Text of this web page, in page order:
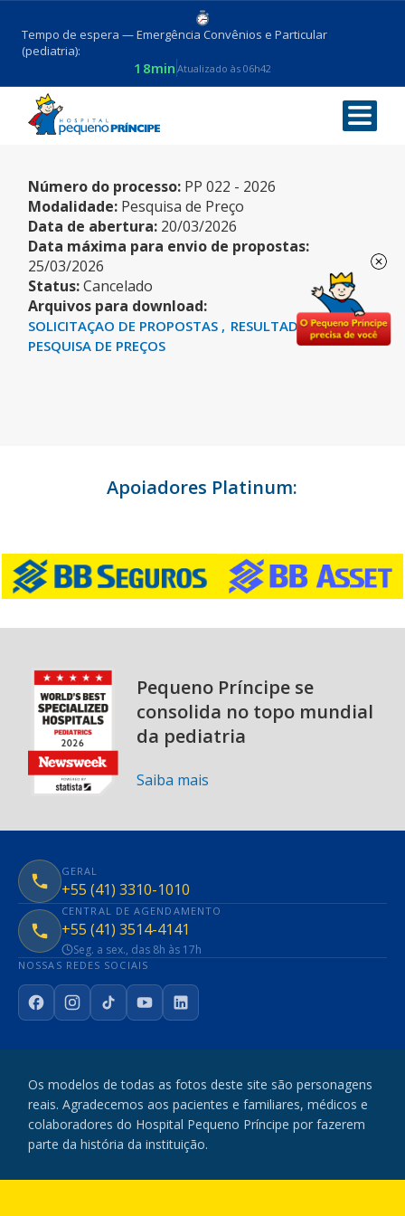
Tempo de espera — Emergência Convênios e Particular
(pediatria):
18min Atualizado às 06h42
MONITOR DE TRIAGEM
Número do processo: PP 022 - 2026
Modalidade: Pesquisa de Preço
Data de abertura: 20/03/2026
Data máxima para envio de propostas:
25/03/2026
Status:Cancelado
Arquivos para download:
SOLICITAÇAO DE PROPOSTAS
RESULTADO DA
PESQUISA DE PREÇOS
Apoiadores Platinum:
Pequeno Príncipe se
consolida no topo mundial
da pediatria
Saiba mais
GERAL
+55 (41) 3310-1010
CENTRAL DE AGENDAMENTO
+55 (41) 3514-4141
Seg. a sex., das 8h às 17h
NOSSAS REDES SOCIAIS
FacebookInstagram
TikTokYouTubeLinkedIn
Os modelos de todas as fotos deste site são personagens
reais. Agradecemos aos pacientes e familiares, médicos e
colaboradores do Hospital Pequeno Príncipe por fazerem
parte da história da instituição.